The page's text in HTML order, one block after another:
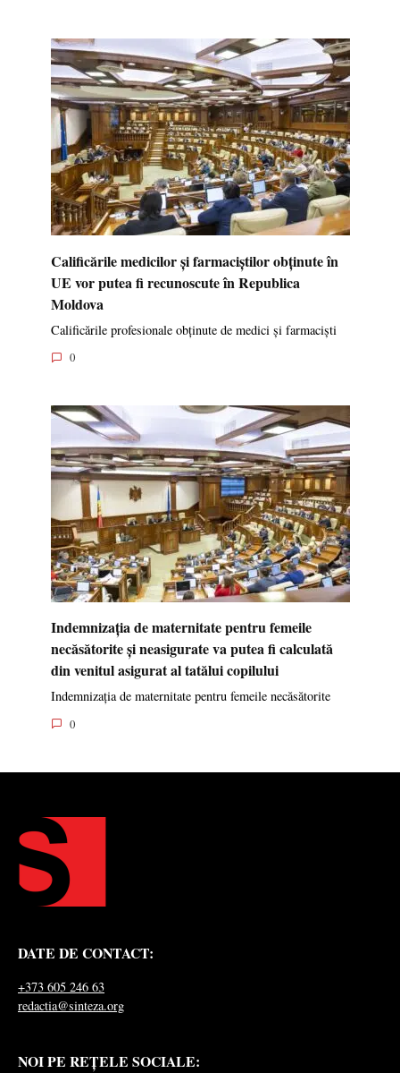
Calificările medicilor și farmaciștilor obținute în
UE vor putea fi recunoscute în Republica
Moldova
Calificările profesionale obținute de medici și farmaciști
0
Indemnizația de maternitate pentru femeile
necăsătorite și neasigurate va putea fi calculată
din venitul asigurat al tatălui copilului
Indemnizația de maternitate pentru femeile necăsătorite
0
DATE DE CONTACT:
+373 605 246 63
redactia@sinteza.org
NOI PE REȚELE SOCIALE: